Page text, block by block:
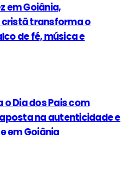
em Goiânia,
transforma o
de fé, música e
o Dia dos Pais com
na autenticidade e
em Goiânia